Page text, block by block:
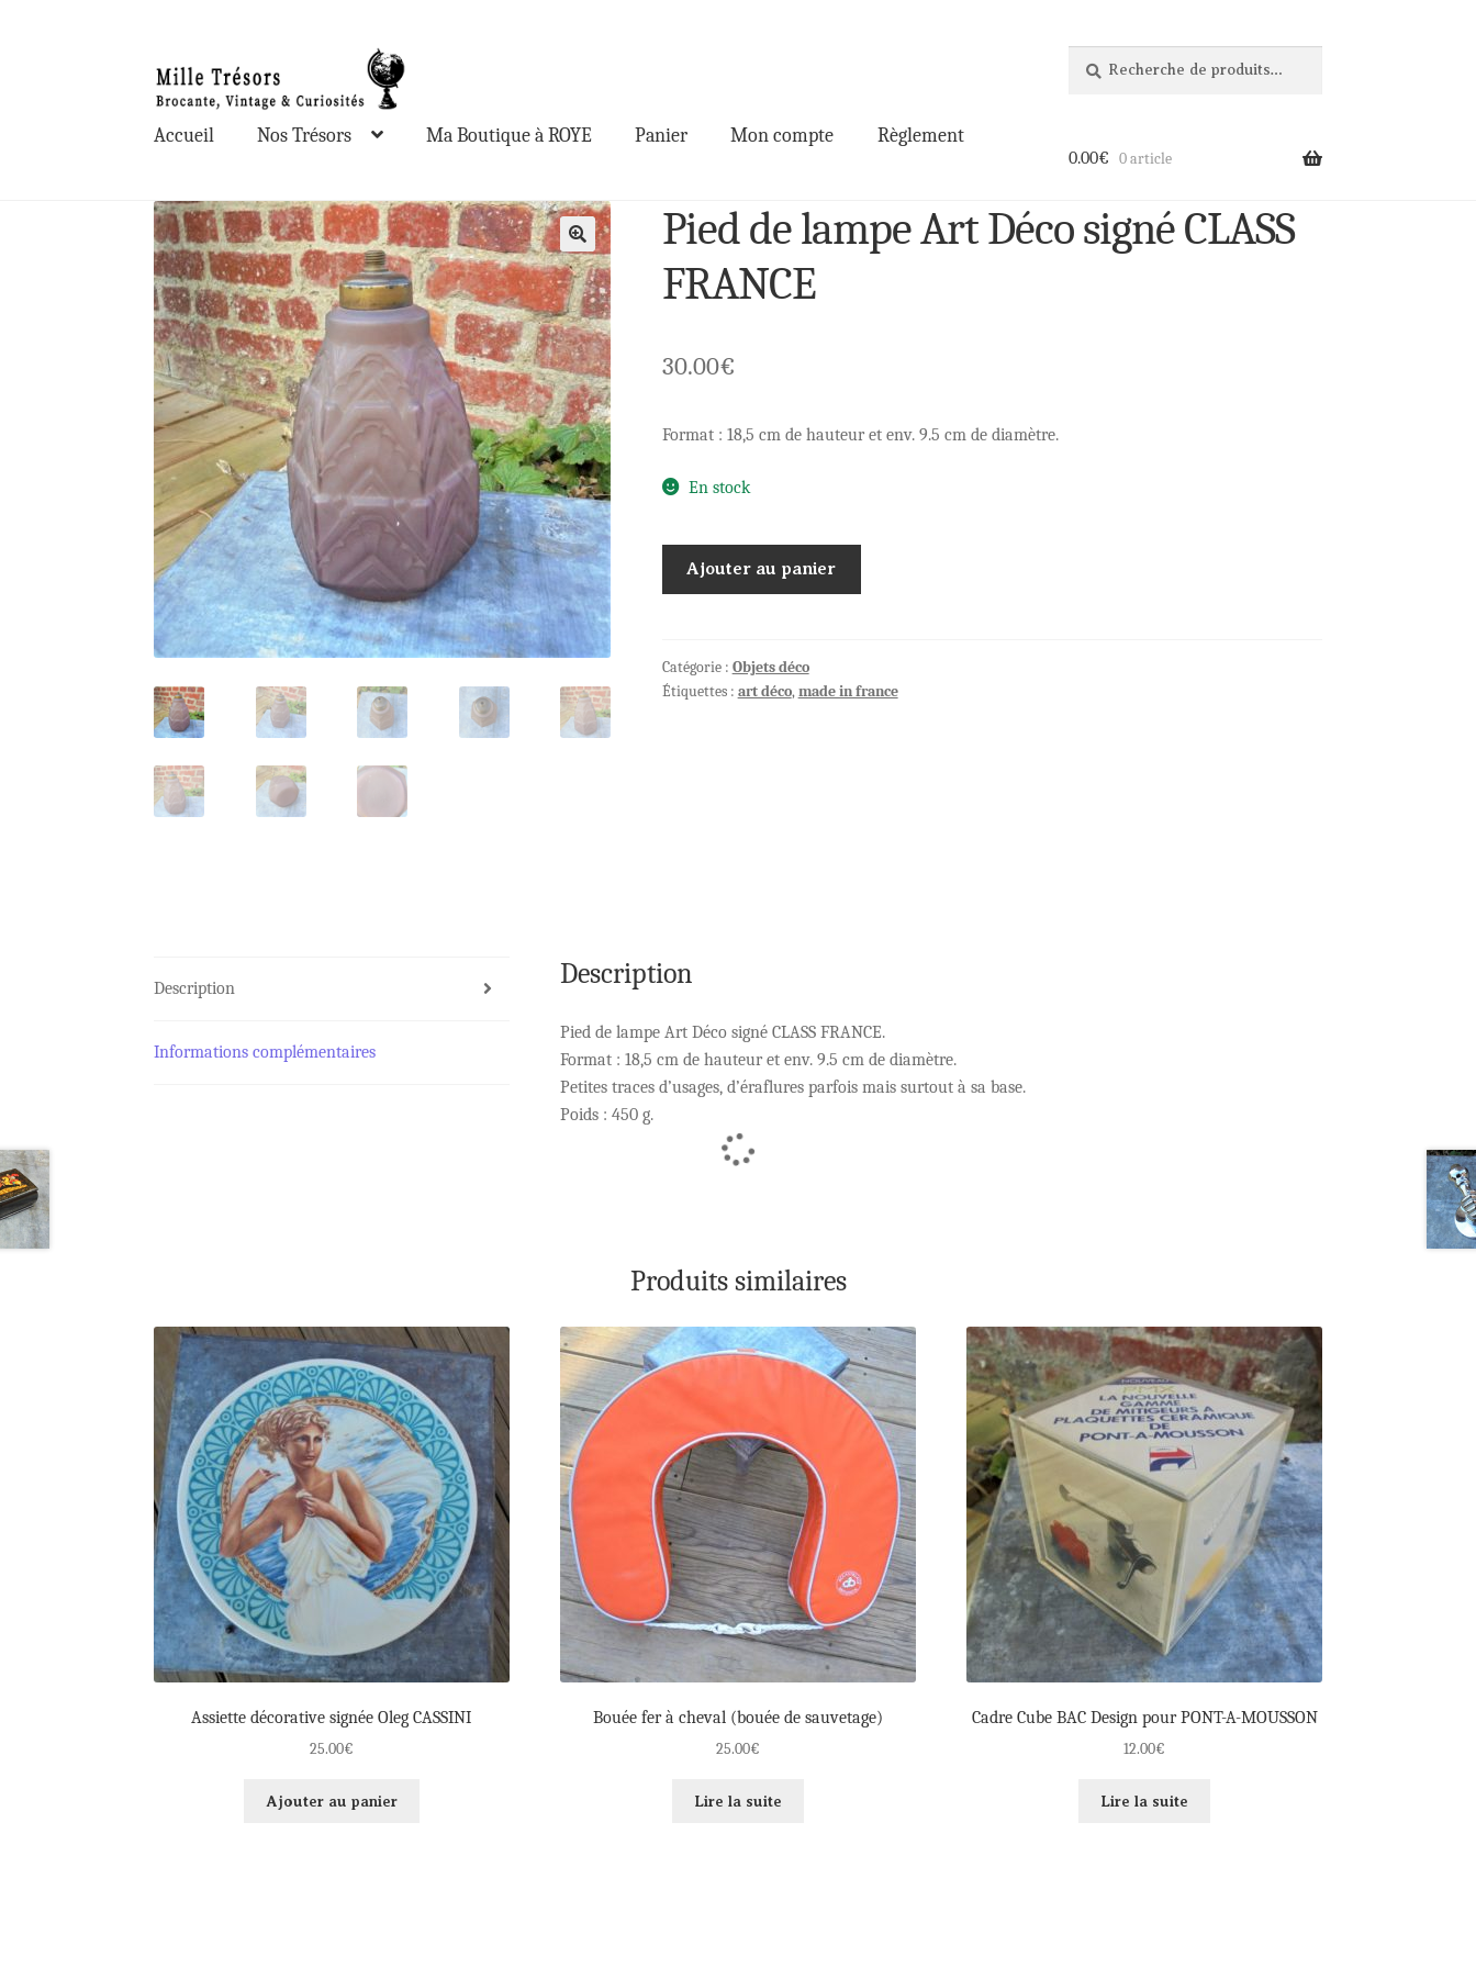
à
la
navigation
au
contenu
pour :
Accueil Nos Trésors Ma Boutique à ROYE Panier Mon compte Règlement
0.00€ 0 article
🔍
Pied de lampe Art Déco signé CLASS
FRANCE
30.00€
Format : 18,5 cm de hauteur et env. 9.5 cm de diamètre.
En stock
lampe
Art
Ajouter au panier
Catégorie : Objets déco
Étiquettes : art déco,made in france
Description
Informations complémentaires
Description
Pied de lampe Art Déco signé CLASS FRANCE.
Format : 18,5 cm de hauteur et env. 9.5 cm de diamètre.
Petites traces d’usages, d’éraflures parfois mais surtout à sa base.
Poids : 450 g.
Produits similaires
Assiette décorative signée Oleg CASSINI
25.00€
Ajouter au panier
Bouée fer à cheval (bouée de sauvetage)
25.00€
Lire la suite
Cadre Cube BAC Design pour PONT-A-MOUSSON
12.00€
Lire la suite